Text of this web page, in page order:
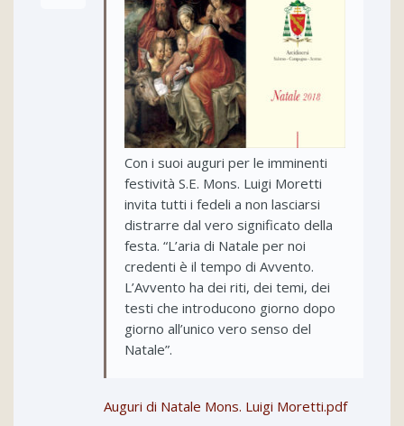
Con i suoi auguri per le imminenti
festività S.E. Mons. Luigi Moretti
invita tutti i fedeli a non lasciarsi
distrarre dal vero significato della
festa. “L’aria di Natale per noi
credenti è il tempo di Avvento.
L’Avvento ha dei riti, dei temi, dei
testi che introducono giorno dopo
giorno all’unico vero senso del
Natale”.
Auguri di Natale Mons. Luigi Moretti.pdf